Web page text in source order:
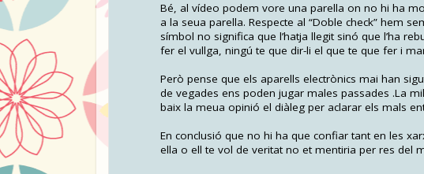
Bé, al vídeo podem vore una parella on no hi ha
a la seua parella. Respecte al “Doble check” hem
símbol no significa que l’hatja llegit sinó que l’ha
fer el vullga, ningú te que dir-li el que te que fer i
Però pense que els aparells electrònics mai han
de vegades ens poden jugar males passades .La
baix la meua opinió el diàleg per aclarar els mals
En conclusió que no hi ha que confiar tant en les
ella o ell te vol de veritat no et mentiria per res del